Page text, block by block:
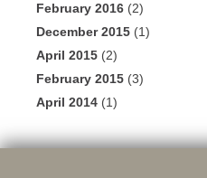
February 2016 (2)
December 2015 (1)
April 2015 (2)
February 2015 (3)
April 2014 (1)